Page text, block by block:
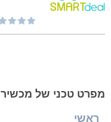
מפרט טכני של מכשיר Sol SL1332
ראשי